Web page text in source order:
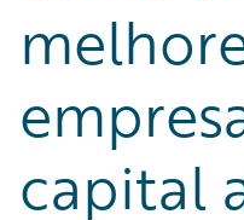
capital